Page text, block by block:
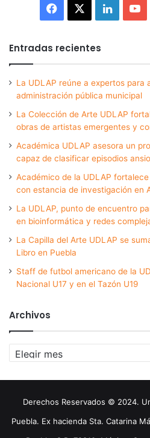
Facebook LinkedIn
Entradas recientes
La UDLAP reúne a expertos para
administración pública municipal
La Colección de Arte UDLAP
obras de artistas emergentes y
Académica UDLAP asesora un
capaz de clasificar episodios
Académico de la UDLAP
con estancia de investigación en
La UDLAP, punto de encuentro
en bioinformática y redes
La Capilla del Arte UDLAP se
Libro en Puebla
Staff de futbol americano de la
Nacional U17 y en el Tazón U19
Archivos
Archivos
Derechos Reservados © 2024.
Puebla. Ex hacienda Sta. Catarina